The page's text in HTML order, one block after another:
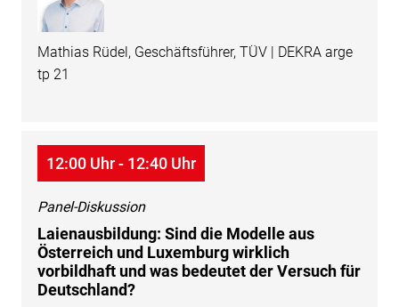
Mathias Rüdel, Geschäftsführer, TÜV | DEKRA arge
tp 21
12:00 Uhr - 12:40 Uhr
Panel-Diskussion
Laienausbildung: Sind die Modelle aus
Österreich und Luxemburg wirklich
vorbildhaft und was bedeutet der Versuch für
Deutschland?